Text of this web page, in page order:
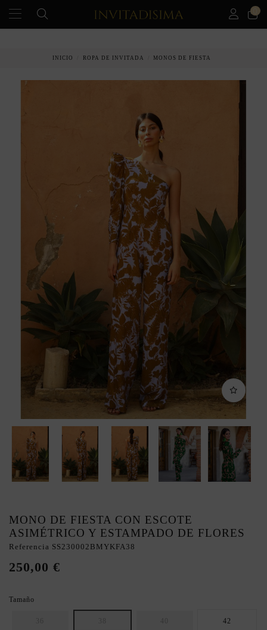
INICIO ROPA DE INVITADA MONOS DE FIESTA
MONO DE FIESTA CON ESCOTE
ASIMÉTRICO Y ESTAMPADO DE FLORES
Referencia SS230002BMYKFA38
250,00 €
Tamaño
42